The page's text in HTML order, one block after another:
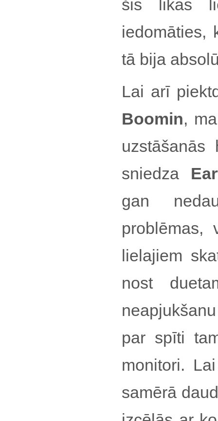
šis likās
iedomāties,
tā bija
Lai arī
Boomin,
uzstāšanās
sniedza
gan
problēmas,
lielajiem
nost
par spīti
monitori.
samērā